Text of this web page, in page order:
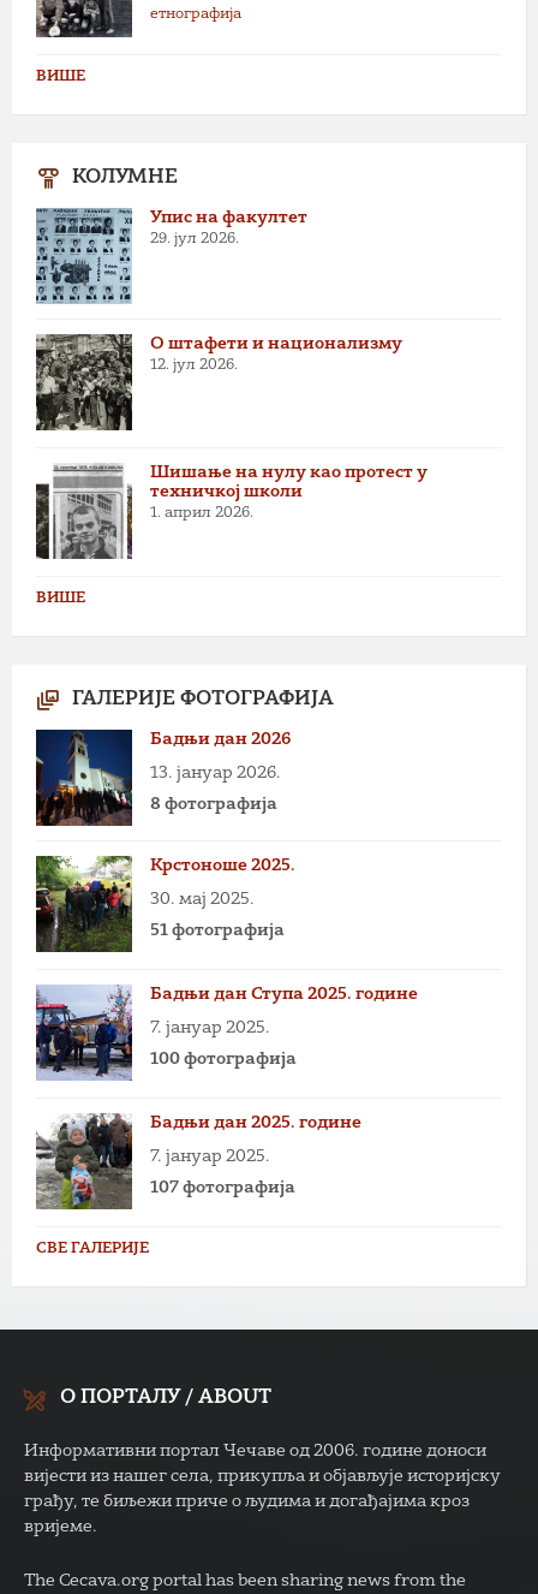
етнографија
ВИШЕ
КОЛУМНЕ
Упис на факултет
29. јул 2026.
О штафети и национализму
12. јул 2026.
Шишање на нулу као протест у
техничкој школи
1. април 2026.
ВИШЕ
ГАЛЕРИЈЕ ФОТОГРАФИЈА
Бадњи дан 2026
13. јануар 2026.
8 фотографија
Крстоноше 2025.
30. мај 2025.
51 фотографија
Бадњи дан Ступа 2025. године
7. јануар 2025.
100 фотографија
Бадњи дан 2025. године
7. јануар 2025.
107 фотографија
СВЕ ГАЛЕРИЈЕ
О ПОРТАЛУ / ABOUT
Информативни портал Чечаве од 2006. године доноси
вијести из нашег села, прикупља и објављује историјску
грађу, те биљежи приче о људима и догађајима кроз
вријеме.
The Cecava.org portal has been sharing news from the